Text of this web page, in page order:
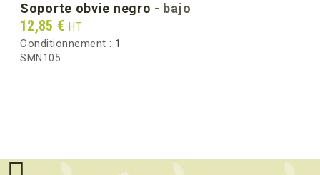
soporte obvie negro - bajo
Prix
12,85 € HT
Conditionnement : 1
SMN105